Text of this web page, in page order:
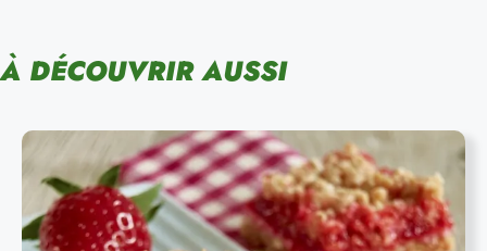
À DÉCOUVRIR AUSSI